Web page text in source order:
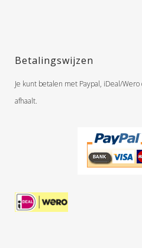
Betalingswijzen
Je kunt betalen met Paypal, iDeal/
afhaalt.